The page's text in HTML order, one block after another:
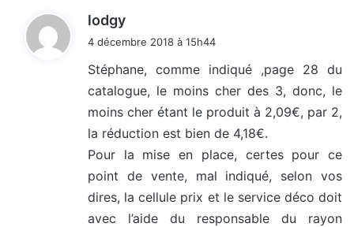
lodgy
:
4 décembre 2018 à 15h44
Stéphane, comme indiqué ,page 28 du
catalogue, le moins cher des 3, donc, le
moins cher étant le produit à 2,09€, par 2,
la réduction est bien de 4,18€.
Pour la mise en place, certes pour ce
point de vente, mal indiqué, selon vos
dires, la cellule prix et le service déco doit
avec l’aide du responsable du rayon